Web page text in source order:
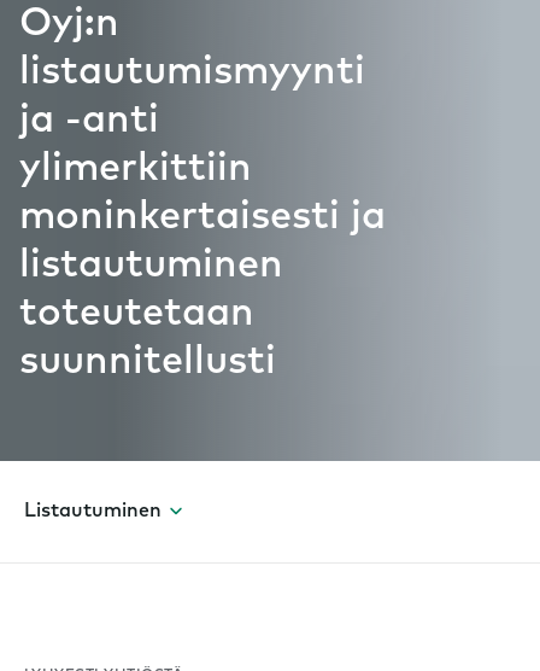
Oyj:n
listautumismyynti
ja -anti
ylimerkittiin
moninkertaisesti ja
listautuminen
toteutetaan
suunnitellusti
Listautuminen